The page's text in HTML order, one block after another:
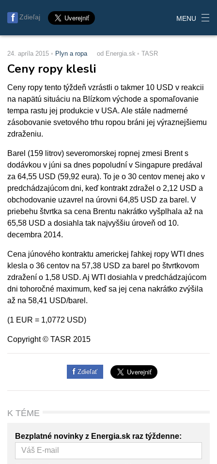
Zdieľaj MENU
24. apríla 2015 Plyn a ropa od Energia.sk TASR
Ceny ropy klesli
Ceny ropy tento týždeň vzrástli o takmer 10 USD v reakcii
na napätú situáciu na Blízkom východe a spomaľovanie
tempa rastu jej produkcie v USA. Ale stále nadmerné
zásobovanie svetového trhu ropou bráni jej výraznejšiemu
zdraženiu.
Barel (159 litrov) severomorskej ropnej zmesi Brent s
dodávkou v júni sa dnes popoludní v Singapure predával
za 64,55 USD (59,92 eura). To je o 30 centov menej ako v
predchádzajúcom dni, keď kontrakt zdražel o 2,12 USD a
obchodovanie uzavrel na úrovni 64,85 USD za barel. V
priebehu štvrtka sa cena Brentu nakrátko vyšplhala až na
65,58 USD a dosiahla tak najvyššiu úroveň od 10.
decembra 2014.
Cena júnového kontraktu americkej ľahkej ropy WTI dnes
klesla o 36 centov na 57,38 USD za barel po štvrtkovom
zdražení o 1,58 USD. Aj WTI dosiahla v predchádzajúcom
dni tohoročné maximum, keď sa jej cena nakrátko zvýšila
až na 58,41 USD/barel.
(1 EUR = 1,0772 USD)
Copyright © TASR 2015
Zdieľať
K TÉME
Bezplatné novinky z Energia.sk raz týždenne: